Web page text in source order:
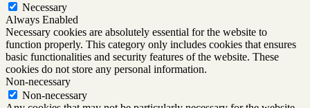
Necessary
Always Enabled
Necessary cookies are absolutely essential for the website to
function properly. This category only includes cookies that ensures
basic functionalities and security features of the website. These
cookies do not store any personal information.
Non-necessary
Non-necessary